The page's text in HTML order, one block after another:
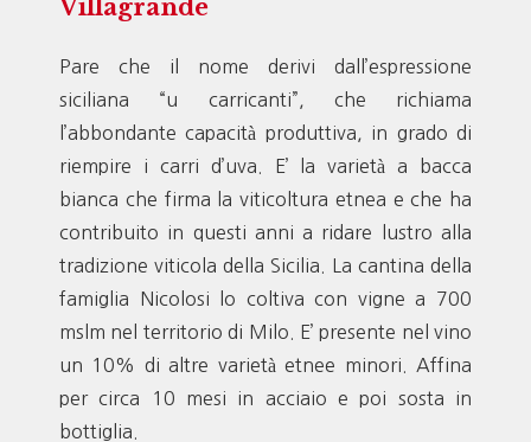
Villagrande
Pare che il nome derivi dall’espressione
siciliana “u carricanti”, che richiama
l’abbondante capacità produttiva, in grado di
riempire i carri d’uva. E’ la varietà a bacca
bianca che firma la viticoltura etnea e che ha
contribuito in questi anni a ridare lustro alla
tradizione viticola della Sicilia. La cantina della
famiglia Nicolosi lo coltiva con vigne a 700
mslm nel territorio di Milo. E’ presente nel vino
un 10% di altre varietà etnee minori. Affina
per circa 10 mesi in acciaio e poi sosta in
bottiglia.